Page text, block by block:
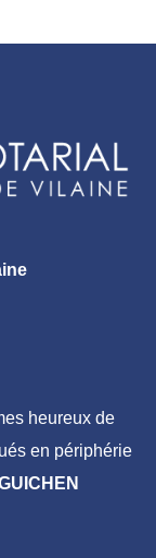
heureux de
en périphérie